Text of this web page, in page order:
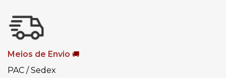
Meios de Envio 🚚
PAC / Sedex